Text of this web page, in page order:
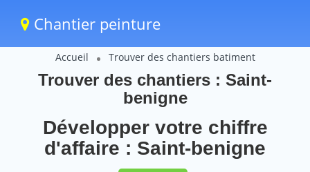
Chantier peinture
Accueil Trouver des chantiers batiment
Trouver des chantiers : Saint-
benigne
Développer votre chiffre
d'affaire : Saint-benigne